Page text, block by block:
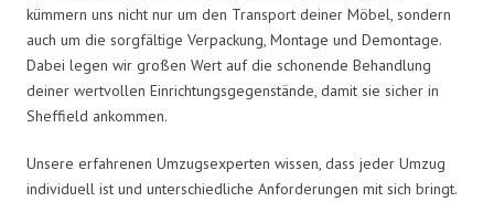
kümmern uns nicht nur um den Transport deiner Möbel, sondern
auch um die sorgfältige Verpackung, Montage und Demontage.
Dabei legen wir großen Wert auf die schonende Behandlung
deiner wertvollen Einrichtungsgegenstände, damit sie sicher in
Sheffield ankommen.
Unsere erfahrenen Umzugsexperten wissen, dass jeder Umzug
individuell ist und unterschiedliche Anforderungen mit sich bringt.